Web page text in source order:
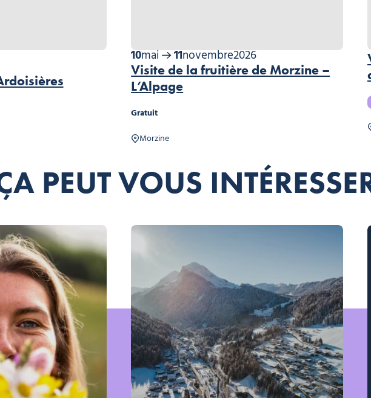
Visite de la fruitière de Morzine –
L’Alpage
Gratuit
10mai 11novembre2026
Morzine
PEUT VOUS